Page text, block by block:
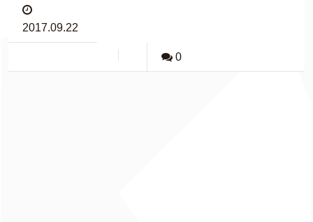
2017.09.22
0